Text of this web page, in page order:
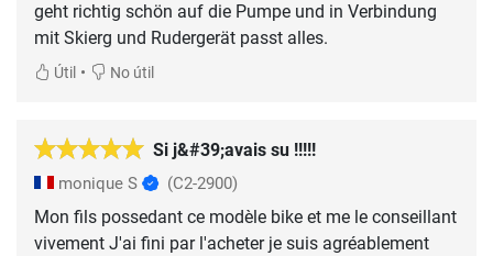
geht richtig schön auf die Pumpe und in Verbindung
mit Skierg und Rudergerät passt alles.
Útil • No útil
Si j&#39;avais su !!!!!
monique S (C2-2900)
Mon fils possedant ce modèle bike et me le conseillant
vivement J'ai fini par l'acheter je suis agréablement